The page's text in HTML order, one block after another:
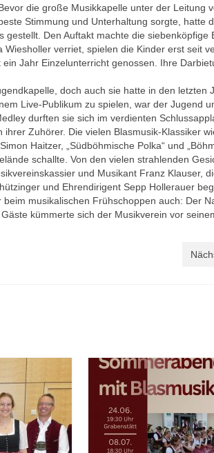
die große Musikkapelle unter der Leitung
Stimmung und Unterhaltung sorgte, hatte
Den Auftakt machte die siebenköpfige
verriet, spielen die Kinder erst seit
Jahr Einzelunterricht genossen. Ihre
doch auch sie hatte in den letzten
Live-Publikum zu spielen, war der Jugend
durften sie sich im verdienten
Zuhörer. Die vielen Blasmusik-Klassiker
Haitzer, „Südböhmische Polka“ und
schallte. Von den vielen strahlenden
und Musikant Franz Klauser,
und Ehrendirigent Sepp Hollerauer
musikalischen Frühschoppen auch: Der
kümmerte sich der Musikverein vor